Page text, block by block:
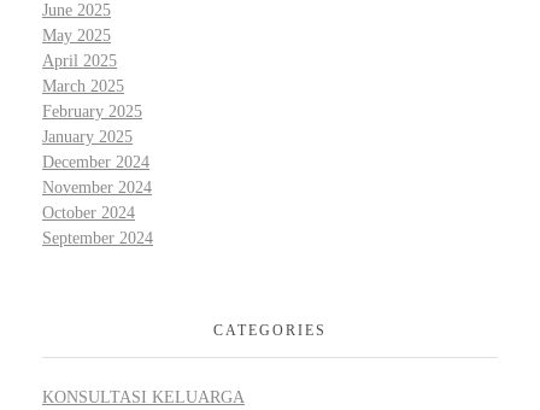
June 2025
May 2025
April 2025
March 2025
February 2025
January 2025
December 2024
November 2024
October 2024
September 2024
CATEGORIES
KONSULTASI KELUARGA